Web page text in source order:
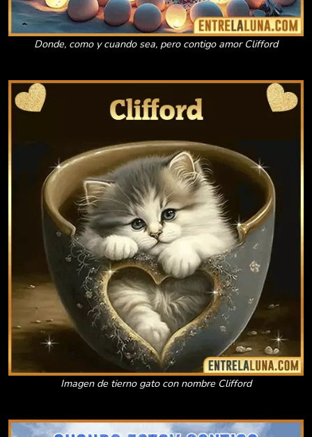
Donde, como y cuando sea, pero contigo amor Clifford
Imagen de tierno gato con nombre Clifford